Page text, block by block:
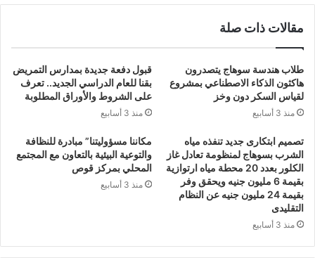
مقالات ذات صلة
طلاب هندسة سوهاج يتصدرون
هاكثون الذكاء الاصطناعي بمشروع
لقياس السكر دون وخز
منذ 3 أسابيع
قبول دفعة جديدة بمدارس التمريض
بقنا للعام الدراسي الجديد.. تعرف
على الشروط والأوراق المطلوبة
منذ 3 أسابيع
تصميم ابتكارى جديد تنفذه مياه
الشرب بسوهاج لمنظومة تعادل غاز
الكلور بعدد 20 محطة مياه ارتوازية
بقيمة 6 مليون جنيه ويحقق وفر
بقيمة 24 مليون جنيه عن النظام
التقليدى
منذ 3 أسابيع
مكاننا مسؤوليتنا” مبادرة للنظافة
والتوعية البيئية بالتعاون مع المجتمع
المحلي بمركز قوص
منذ 3 أسابيع